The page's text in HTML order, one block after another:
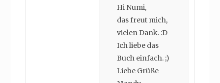
Hi Numi,
das freut mich,
vielen Dank. :D
Ich liebe das
Buch einfach. ;)
Liebe Grüße